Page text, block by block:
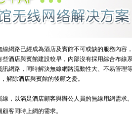
網路已經成為酒店及賓館不可或缺的服務內容
酒店與賓館建設較早，內部沒有採用綜合布線
網路，同時解決無線網路流動性大、不易管理
解除酒店與賓館的後顧之憂。
，以滿足酒店顧客與辦公人員的無線用網需求。
客同時上網的需求。